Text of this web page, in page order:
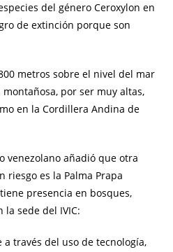
del género Ceroxylon en
de extinción porque son
metros sobre el nivel del mar
por ser muy altas,
en la Cordillera Andina de
venezolano añadió que otra
riesgo es la Palma Prapa
presencia en bosques,
la sede del IVIC:
través del uso de tecnología,